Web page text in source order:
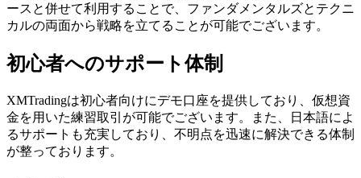
ースと併せて利用することで、ファンダメンタルズとテクニ
カルの両面から戦略を立てることが可能でございます。
初心者へのサポート体制
XMTradingは初心者向けにデモ口座を提供しており、仮想資
金を用いた練習取引が可能でございます。また、日本語によ
るサポートも充実しており、不明点を迅速に解決できる体制
が整っております。